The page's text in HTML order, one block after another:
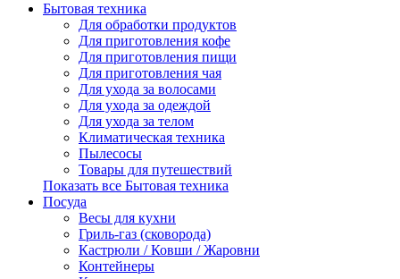
Бытовая техника
Для обработки продуктов
Для приготовления кофе
Для приготовления пищи
Для приготовления чая
Для ухода за волосами
Для ухода за одеждой
Для ухода за телом
Климатическая техника
Пылесосы
Товары для путешествий
Показать все Бытовая техника
Посуда
Весы для кухни
Гриль-газ (сковорода)
Кастрюли / Ковши / Жаровни
Контейнеры